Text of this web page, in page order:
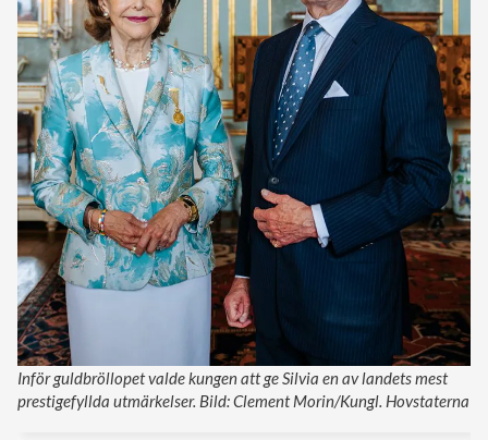
Inför guldbröllopet valde kungen att ge Silvia en av landets mest
prestigefyllda utmärkelser. Bild: Clement Morin/Kungl. Hovstaterna